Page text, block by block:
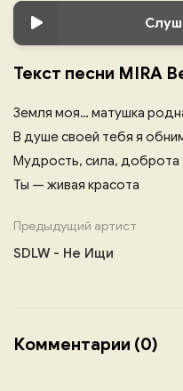
Текст песни MIRA
Земля моя… матушка
В душе своей тебя я
Мудрость, сила, доброта
Ты — живая красота
Предыдущий артист
SDLW - Не Ищи
Комментарии (0)